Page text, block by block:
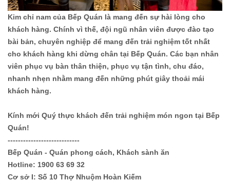
Kim chỉ nam của Bếp Quán là mang đến sự hài lòng cho
khách hàng. Chính vì thế, đội ngũ nhân viên được đào tạo
bài bản, chuyên nghiệp để mang đến trải nghiệm tốt nhất
cho khách hàng khi dừng chân tại Bếp Quán. Các bạn nhân
viên phục vụ bàn thân thiện, phục vụ tận tình, chu đáo,
nhanh nhẹn nhằm mang đến những phút giây thoải mái
khách hàng.
Kính mới Quý thực khách đến trải nghiệm món ngon tại Bếp
Quán!
----------------------------
Bếp Quán - Quán phong cách, Khách sành ăn
Hotline: 1900 63 69 32
Cơ sở I: Số 10 Thợ Nhuộm Hoàn Kiếm